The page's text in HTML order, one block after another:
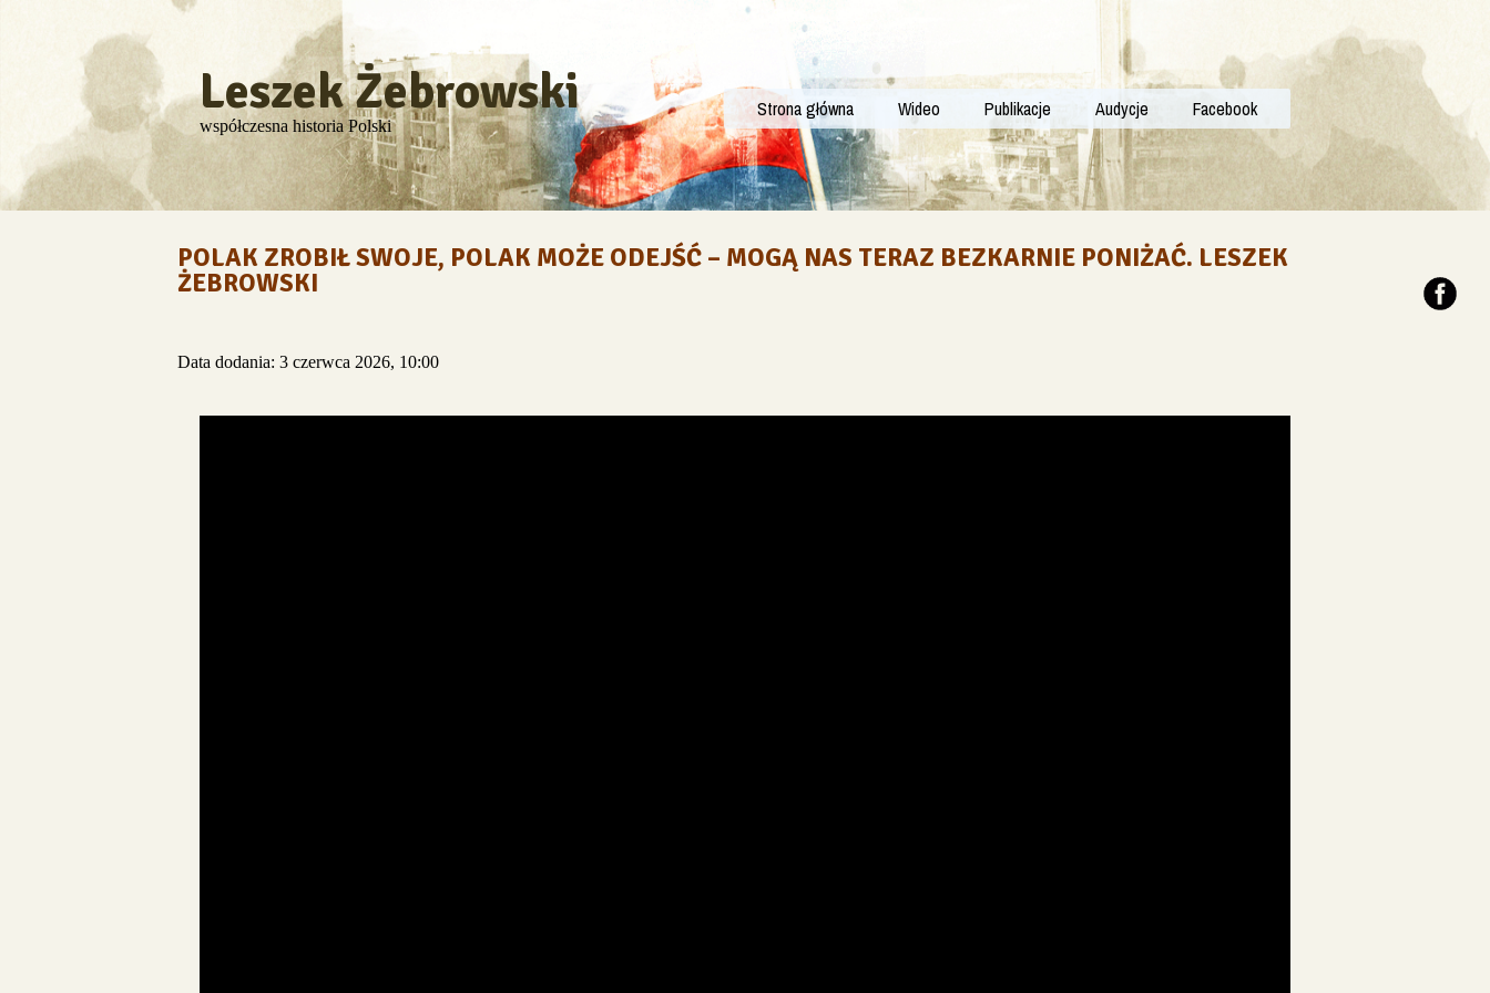
Leszek Żebrowski
współczesna historia Polski
Strona główna Wideo Publikacje Audycje Facebook
POLAK ZROBIŁ SWOJE, POLAK MOŻE ODEJŚĆ – MOGĄ NAS TERAZ BEZKARNIE PONIŻAĆ. LESZEK
ŻEBROWSKI
Data dodania: 3 czerwca 2026, 10:00